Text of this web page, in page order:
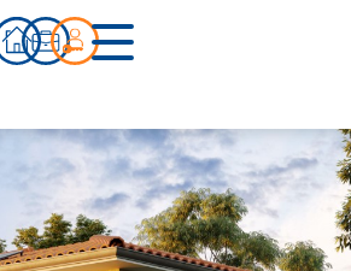
Bien acheter
Actualités
pratiques